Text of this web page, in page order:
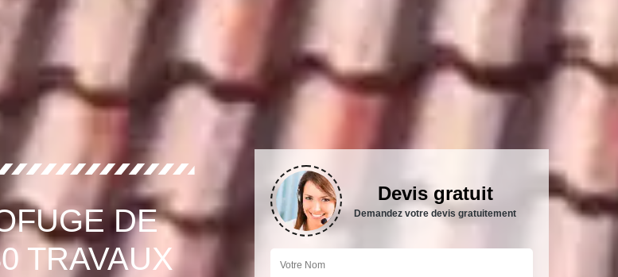
DE
TRAVAUX
Devis gratuit
Demandez votre devis gratuitement